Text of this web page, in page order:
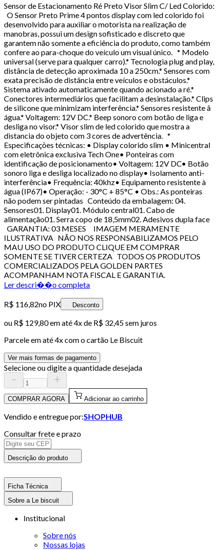
Sensor de Estacionamento Ré Preto Visor Slim C/ Led Colorido:
O Sensor Preto Prime 4 pontos display com led colorido foi
desenvolvido para auxiliar o motorista na realização de
manobras, possui um design sofisticado e discreto que
garantem não somente a eficiência do produto, como também
confere ao para-choque do veículo um visual único. * Modelo
universal (serve para qualquer carro).* Tecnologia plug and play,
distância de detecção aproximada 10 a 250cm.* Sensores com
exata precisão de distância entre veículos e obstáculos.*
Sistema ativado automaticamente quando acionado a ré.*
Conectores intermediários que facilitam a desinstalação.* Clips
de silicone que minimizam interferência.* Sensores resistente â
água.* Voltagem: 12V DC.* Beep sonoro com botão de liga e
desliga no visor.* Visor slim de led colorido que mostra a
distancia do objeto com 3 cores de advertência. *
Especificações técnicas: • Display colorido slim • Minicentral
com eletrônica exclusiva Tech One• Ponteiras com
identificação de posicionamento• Voltagem: 12V DC• Botão
sonoro liga e desliga localizado no display• Isolamento anti-
interferência• Frequência: 40khz• Equipamento resistente à
água (IP67)• Operação: - 30°C + 85°C • Obs.: As ponteiras
não podem ser pintadas Conteúdo da embalagem: 04.
Sensores01. Display01. Módulo central01. Cabo de
alimentação01. Serra copo de 18,5mm02. Adesivos dupla face
GARANTIA: 03 MESES IMAGEM MERAMENTE
ILUSTRATIVA NÃO NOS RESPONSABILIZAMOS PELO
MAU USO DO PRODUTO CLIQUE EM COMPRAR
SOMENTE SE TIVER CERTEZA TODOS OS PRODUTOS
COMERCIALIZADOS PELA GOLDEN PARTES
ACOMPANHAM NOTA FISCAL E GARANTIA.
Ler descri��o completa
R$ 116,82no PIX Desconto
ou R$ 129,80em até4x de R$ 32,45 sem juros
Parcele em até4x com o cartão Le Biscuit
Ver mais formas de pagamento
Selecione ou digite a quantidade desejada
COMPRAR AGORA Adicionar ao carrinho
Vendido e entregue por:SHOPHUB
Consultar frete e prazo
Descrição do produto
Ficha Técnica
Sobre a Le biscuit
Institucional
Sobre nós
Nossas lojas